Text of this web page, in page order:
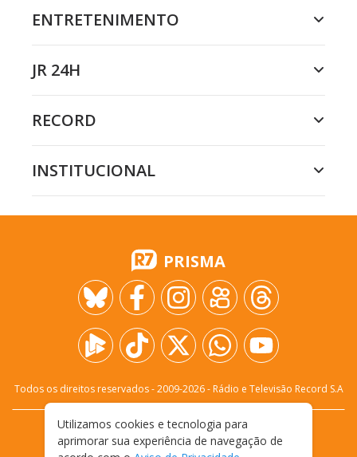
ENTRETENIMENTO
JR 24H
RECORD
INSTITUCIONAL
PRISMA
Todos os direitos reservados - 2009-2026- Rádio e Televisão Record S.A
FALE CONOSCO
PRIVACIDADE
TERMOS E CONDIÇÕES DE USO
Utilizamos cookies e tecnologia para
aprimorar sua experiência de navegação de